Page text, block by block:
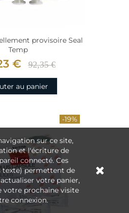
provisoire Seal
Temp
€ 92,35 €
au panier
-19%
sur ce site,
et l'écriture de
connecté. Ces
texte) permettent de
votre panier,
votre prochaine visite
connexion.